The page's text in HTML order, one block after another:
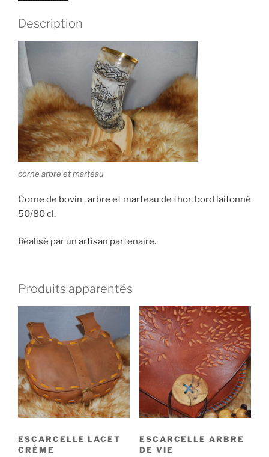
Description
corne arbre et marteau
Corne de bovin , arbre et marteau de thor, bord laitonné
50/80 cl.
Réalisé par un artisan partenaire.
Produits apparentés
ESCARCELLE LACET
CRÈME
ESCARCELLE ARBRE
DE VIE